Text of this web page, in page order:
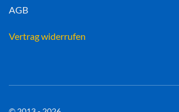
AGB
Vertrag widerrufen